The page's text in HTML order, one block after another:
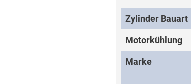
Zylinder Bauart
Motorkühlung
Marke